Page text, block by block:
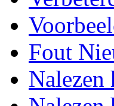
Fout
Nalezen